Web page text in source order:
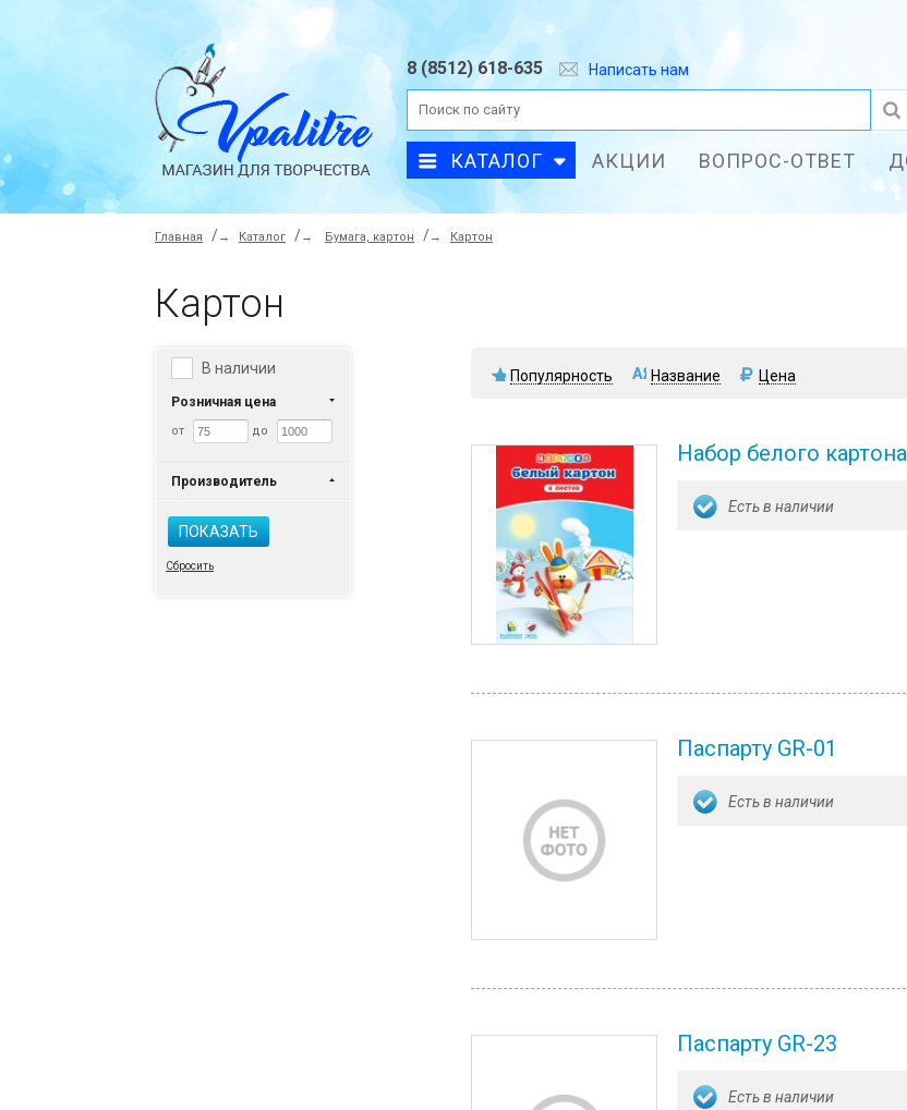
8 (8512) 618-635 Написать нам
КАТАЛОГ АКЦИИ ВОПРОС-ОТВЕТ
Главная → Каталог → Бумага, картон → Картон
Картон
В наличии
Розничная цена
от до
Производитель
ПОКАЗАТЬ
Сбросить
Популярность Название Цена
Набор белого
Есть в наличии
Паспарту GR-01
Есть в наличии
Паспарту GR-23
Есть в наличии